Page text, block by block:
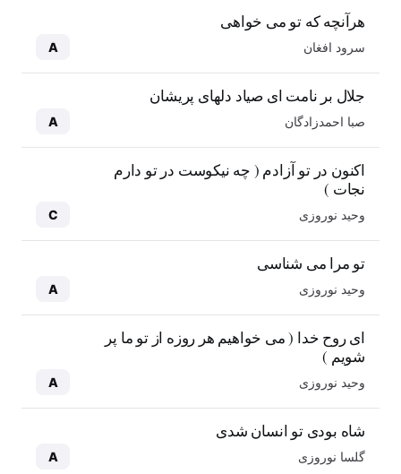
هرآنچه که تو می خواهی
سرود افغان A
جلال بر نامت ای صیاد دلهای پریشان
صبا احمدزادگان A
اکنون در تو آزادم ( چه نیکوست در تو دارم
نجات )
وحید نوروزی C
تو مرا می شناسی
وحید نوروزی A
ای روح خدا ( می خواهیم هر روزه از تو ما پر
شویم )
وحید نوروزی A
شاه بودی تو انسان شدی
گلسا نوروزی A